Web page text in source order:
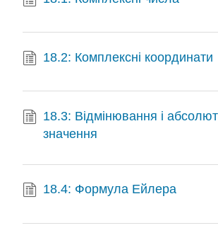
18.2: Комплексні координати
18.3: Відмінювання і
значення
18.4: Формула Ейлера